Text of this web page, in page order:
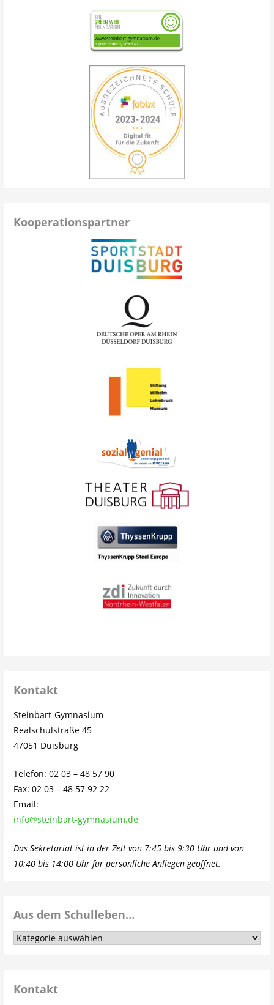
Kooperationspartner
Kontakt
Steinbart-Gymnasium
Realschulstraße 45
47051 Duisburg
Telefon: 02 03 – 48 57 90
Fax: 02 03 – 48 57 92 22
Email:
info@steinbart-gymnasium.de
Das Sekretariat ist in der Zeit von 7:45 bis 9:30 Uhr und von
10:40 bis 14:00 Uhr für persönliche Anliegen geöffnet.
Aus dem Schulleben…
Aus
Kontakt